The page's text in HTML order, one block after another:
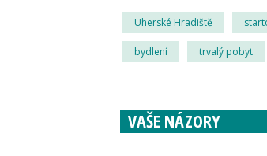
Uherské Hradiště
bydlení trvalý pobyt
VAŠE NÁZORY